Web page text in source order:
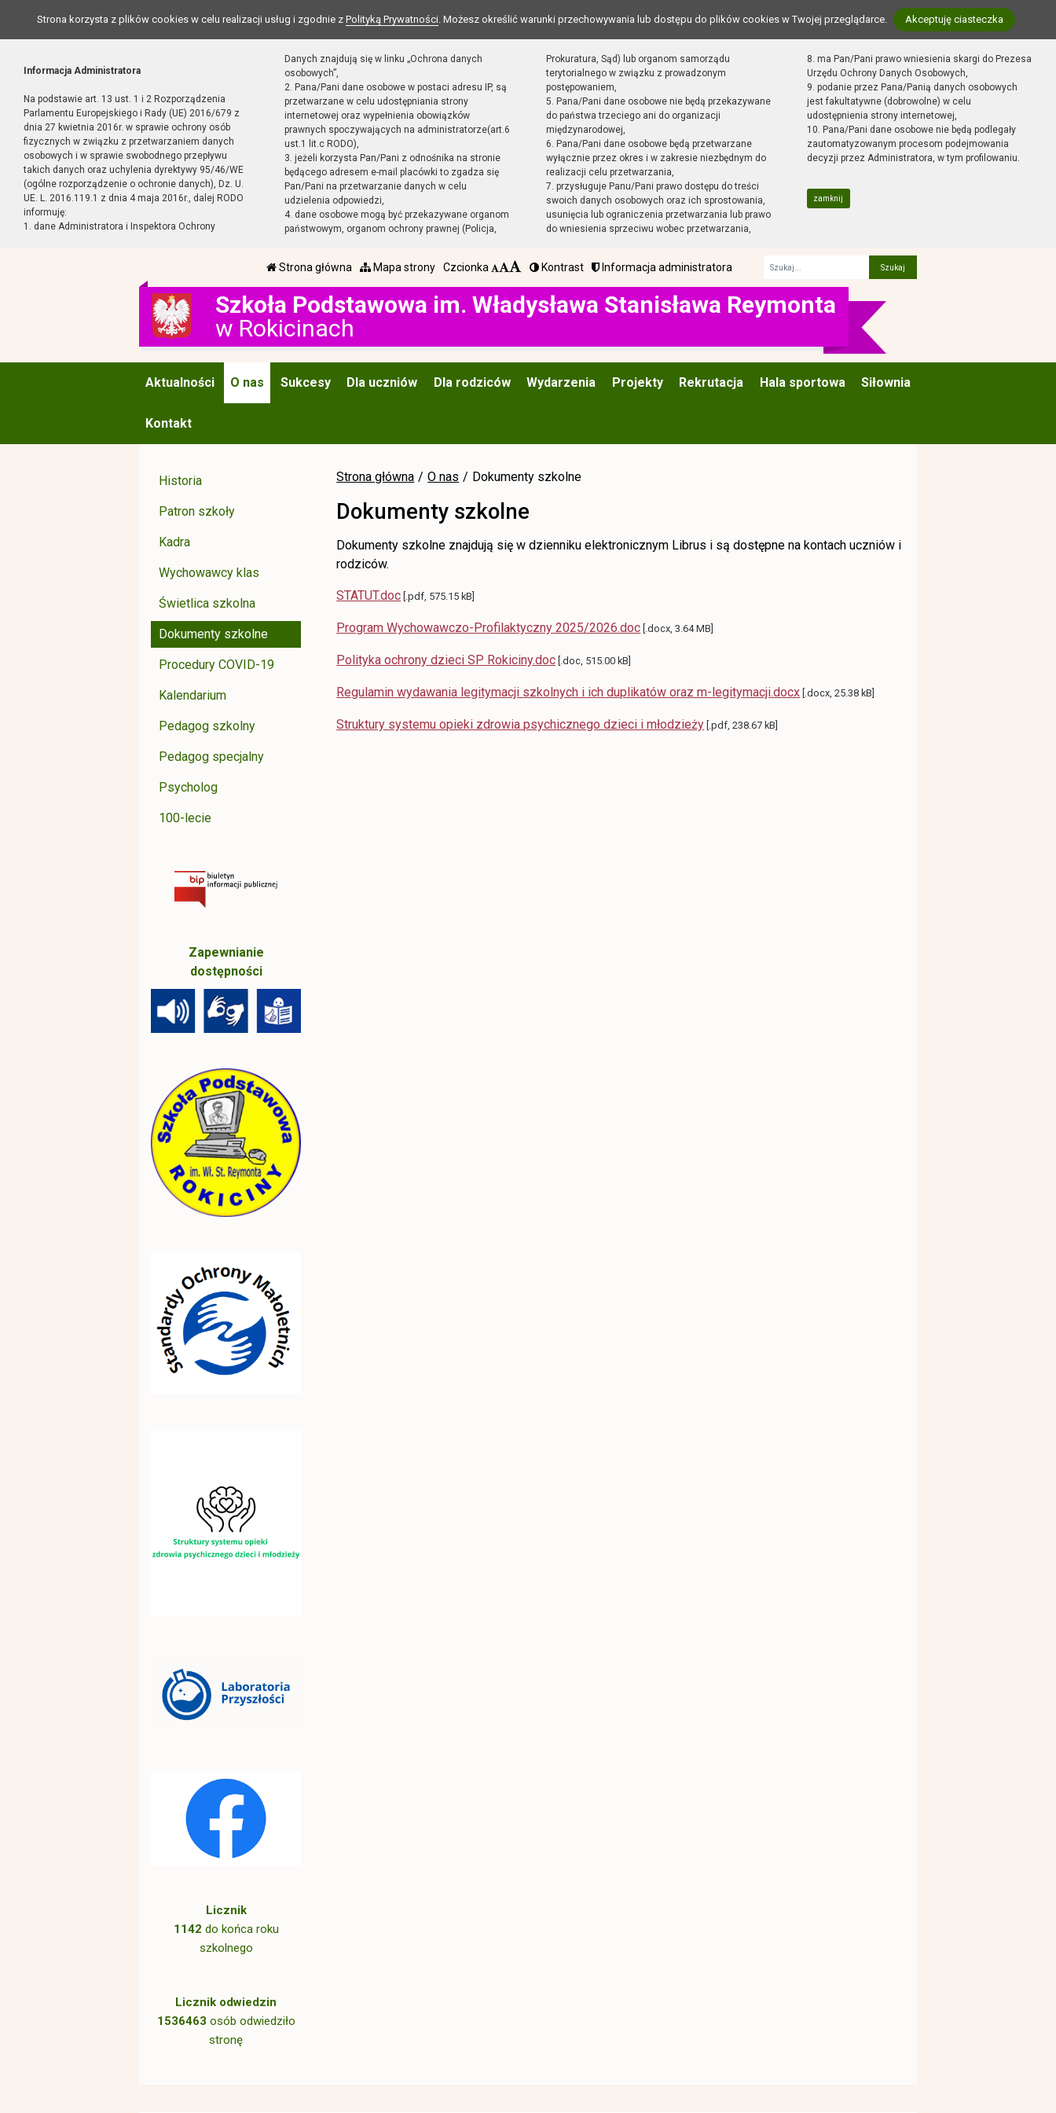
Strona korzysta z plików cookies w celu realizacji usług i zgodnie z Polityką Prywatności. Możesz określić warunki przechowywania lub dostępu do plików cookies w Twojej przeglądarce. Akceptuję ciasteczka
Informacja Administratora
Na podstawie art. 13 ust. 1 i 2 Rozporządzenia
Parlamentu Europejskiego i Rady (UE) 2016/679 z
dnia 27 kwietnia 2016r. w sprawie ochrony osób
fizycznych w związku z przetwarzaniem danych
osobowych i w sprawie swobodnego przepływu
takich danych oraz uchylenia dyrektywy 95/46/WE
(ogólne rozporządzenie o ochronie danych), Dz. U.
UE. L. 2016.119.1 z dnia 4 maja 2016r., dalej RODO
informuję:
1. dane Administratora i Inspektora Ochrony
Danych znajdują się w linku „Ochrona danych
osobowych”,
2. Pana/Pani dane osobowe w postaci adresu IP, są
przetwarzane w celu udostępniania strony
internetowej oraz wypełnienia obowiązków
prawnych spoczywających na administratorze(art.6
ust.1 lit.c RODO),
3. jeżeli korzysta Pan/Pani z odnośnika na stronie
będącego adresem e-mail placówki to zgadza się
Pan/Pani na przetwarzanie danych w celu
udzielenia odpowiedzi,
4. dane osobowe mogą być przekazywane organom
państwowym, organom ochrony prawnej (Policja,
Prokuratura, Sąd) lub organom samorządu
terytorialnego w związku z prowadzonym
postępowaniem,
5. Pana/Pani dane osobowe nie będą przekazywane
do państwa trzeciego ani do organizacji
międzynarodowej,
6. Pana/Pani dane osobowe będą przetwarzane
wyłącznie przez okres i w zakresie niezbędnym do
realizacji celu przetwarzania,
7. przysługuje Panu/Pani prawo dostępu do treści
swoich danych osobowych oraz ich sprostowania,
usunięcia lub ograniczenia przetwarzania lub prawo
do wniesienia sprzeciwu wobec przetwarzania,
8. ma Pan/Pani prawo wniesienia skargi do Prezesa
Urzędu Ochrony Danych Osobowych,
9. podanie przez Pana/Panią danych osobowych
jest fakultatywne (dobrowolne) w celu
udostępnienia strony internetowej,
10. Pana/Pani dane osobowe nie będą podlegały
zautomatyzowanym procesom podejmowania
decyzji przez Administratora, w tym profilowaniu.
zamknij
Strona główna Mapa strony Czcionka Kontrast Informacja administratora
Szkoła Podstawowa im. Władysława Stanisława Reymonta
w Rokicinach
Aktualności O nas Sukcesy Dla uczniów Dla rodziców Wydarzenia Projekty Rekrutacja Hala sportowa Siłownia
Kontakt
Strona główna O nas Dokumenty szkolne
Dokumenty szkolne
Dokumenty szkolne znajdują się w dzienniku elektronicznym Librus i są dostępne na kontach uczniów i
rodziców.
STATUT.doc [.pdf, 575.15 kB]
Program Wychowawczo-Profilaktyczny 2025/2026.doc [.docx, 3.64 MB]
Polityka ochrony dzieci SP Rokiciny.doc [.doc, 515.00 kB]
Regulamin wydawania legitymacji szkolnych i ich duplikatów oraz m-legitymacji.docx [.docx, 25.38 kB]
Struktury systemu opieki zdrowia psychicznego dzieci i młodzieży [.pdf, 238.67 kB]
Historia
Patron szkoły
Kadra
Wychowawcy klas
Świetlica szkolna
Dokumenty szkolne
Procedury COVID-19
Kalendarium
Pedagog szkolny
Pedagog specjalny
Psycholog
100-lecie
Zapewnianie
dostępności
Licznik
1142 do końca roku
szkolnego
Licznik odwiedzin
1536463 osób odwiedziło
stronę